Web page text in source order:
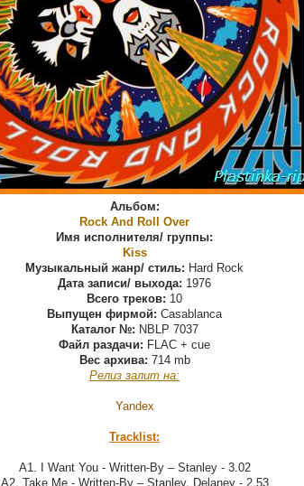
Альбом:
Rock And Roll Over
Имя исполнителя/ группы:
Kiss
Музыкальный жанр/ стиль: Hard Rock
Дата записи/ выхода: 1976
Всего треков: 10
Выпущен фирмой: Casablanca
Каталог №: NBLP 7037
Файл раздачи: FLAC + cue
Вес архива: 714 mb
Релиз залит на:
Yandex
Tracklist:
A1. I Want You - Written-By – Stanley - 3.02
A2. Take Me - Written-By – Stanley, Delaney - 2.53